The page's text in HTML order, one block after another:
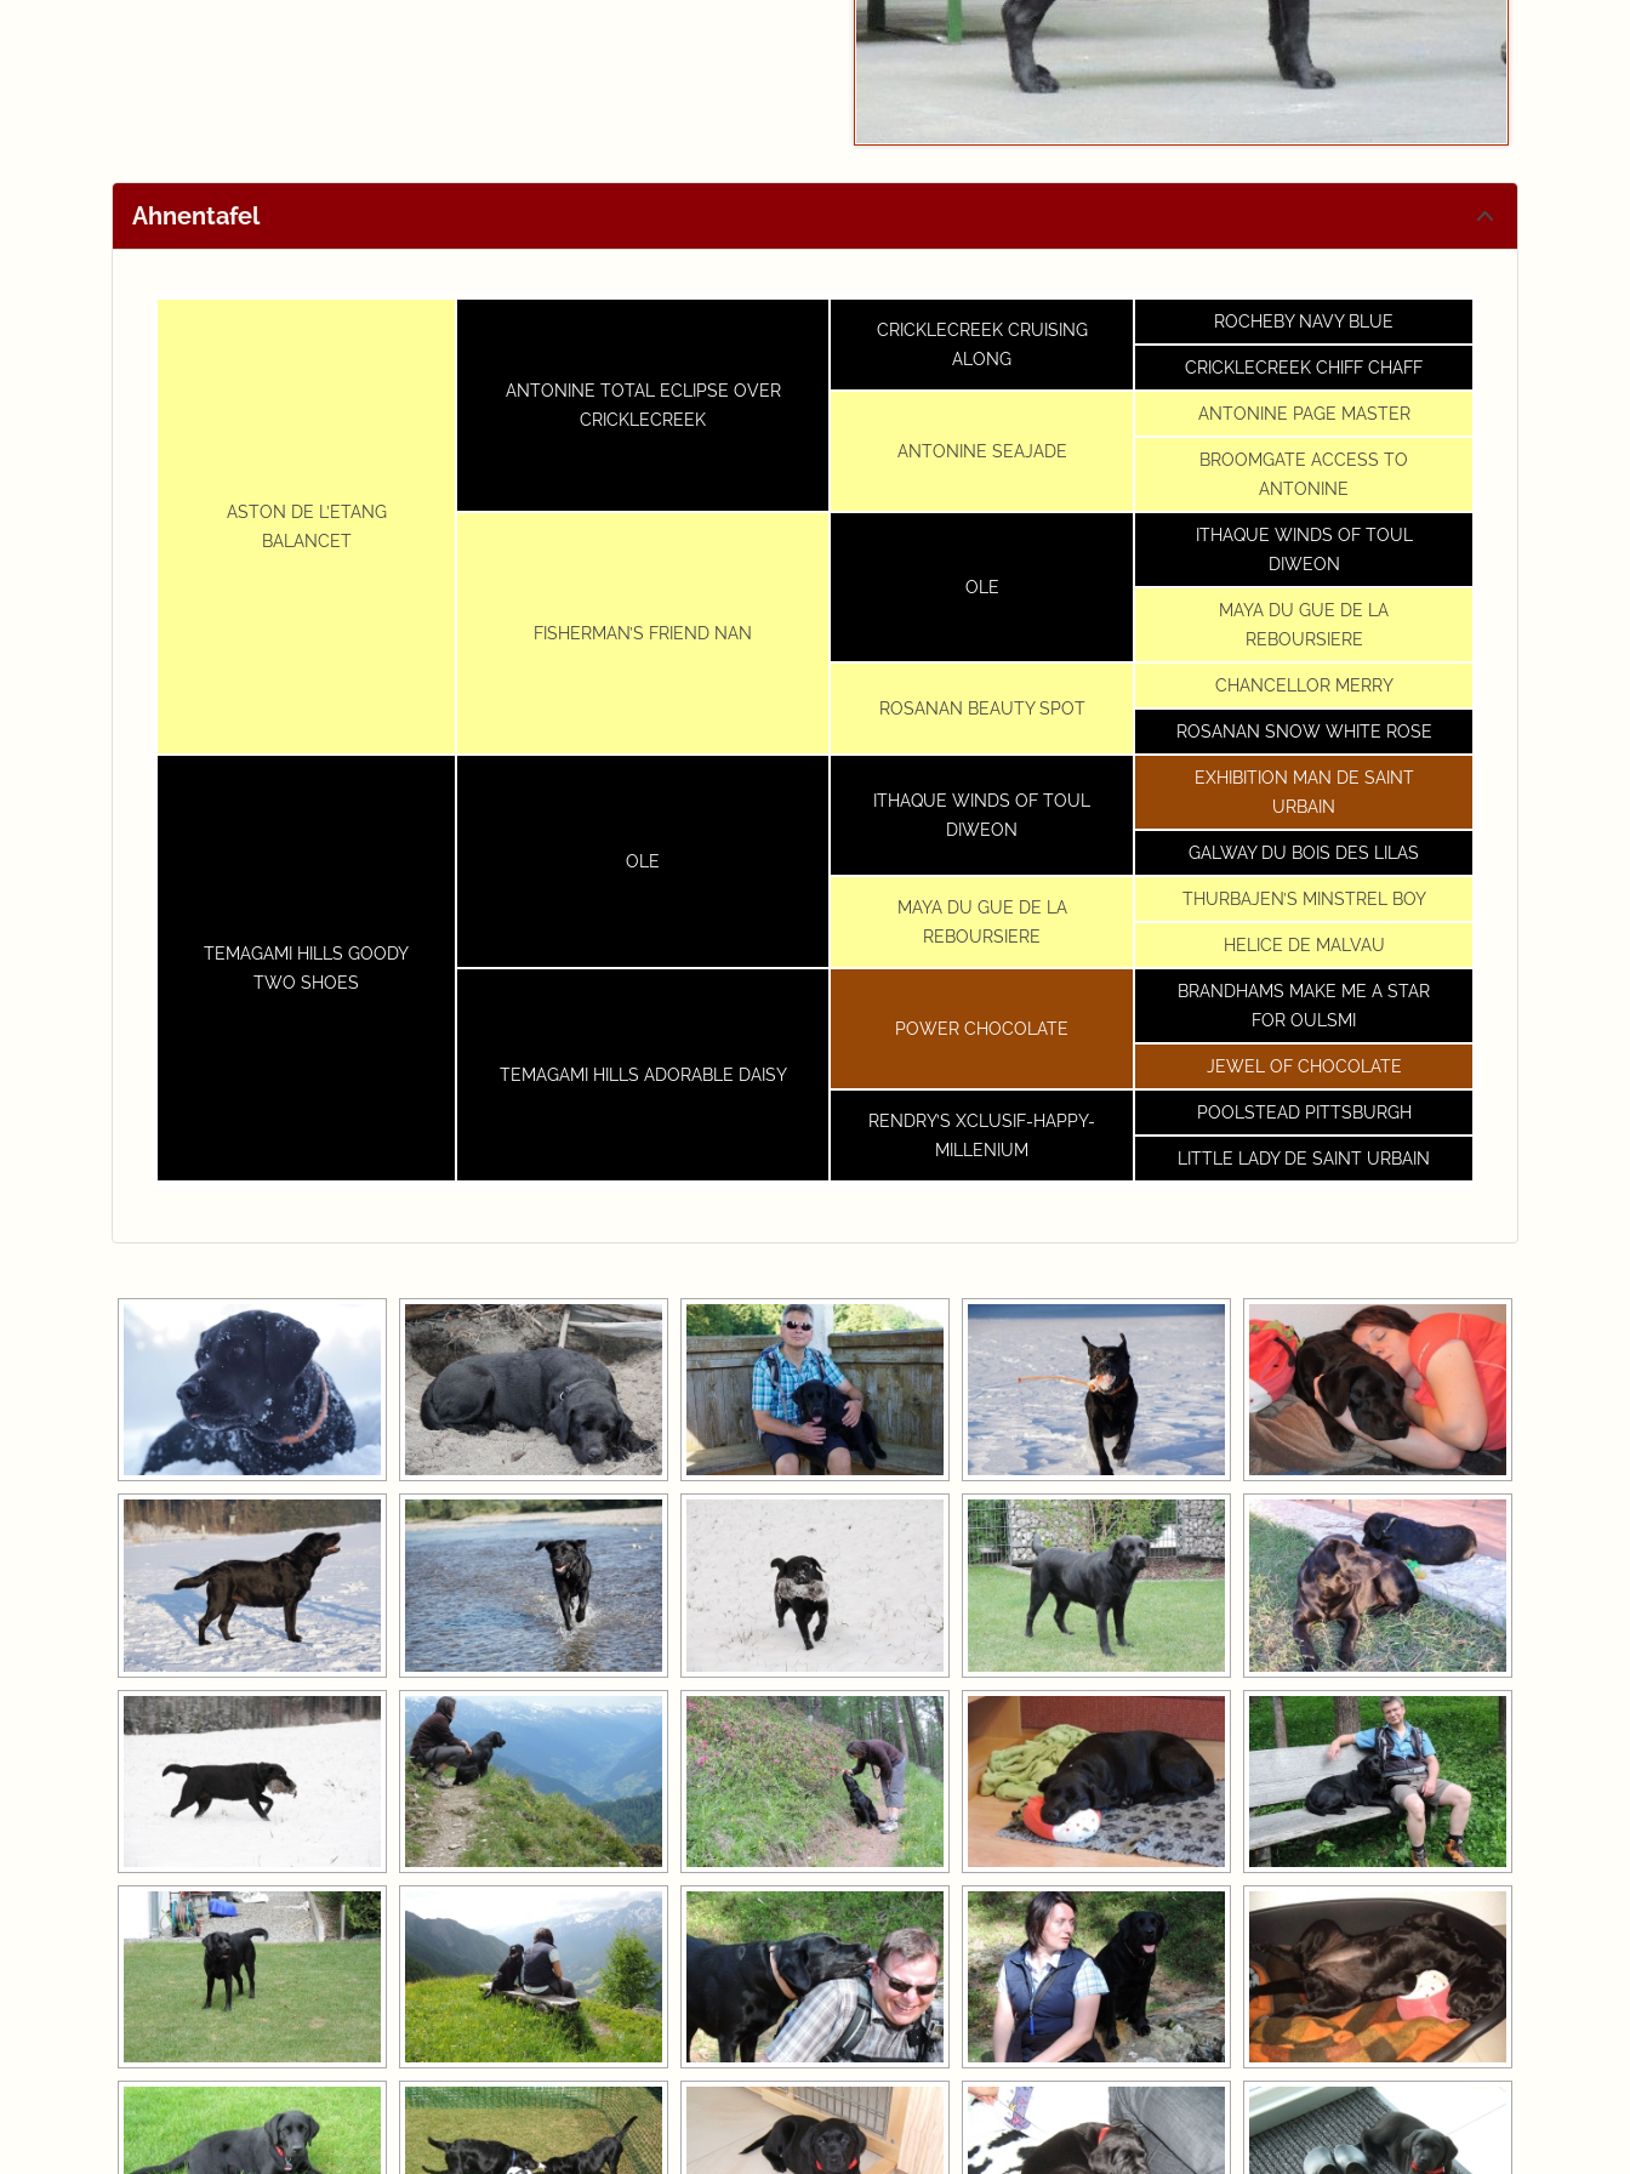
Ahnentafel
ASTON DE L’ETANG
BALANCET
ANTONINE TOTAL ECLIPSE OVER
CRICKLECREEK
CRICKLECREEK CRUISING
ALONG
ROCHEBY NAVY BLUE
CRICKLECREEK CHIFF CHAFF
ANTONINE SEAJADE
ANTONINE PAGE MASTER
BROOMGATE ACCESS TO
ANTONINE
FISHERMAN’S FRIEND NAN
OLE
ITHAQUE WINDS OF TOUL
DIWEON
MAYA DU GUE DE LA
REBOURSIERE
ROSANAN BEAUTY SPOT
CHANCELLOR MERRY
ROSANAN SNOW WHITE ROSE
TEMAGAMI HILLS GOODY
TWO SHOES
OLE
ITHAQUE WINDS OF TOUL
DIWEON
EXHIBITION MAN DE SAINT
URBAIN
GALWAY DU BOIS DES LILAS
MAYA DU GUE DE LA
REBOURSIERE
THURBAJEN’S MINSTREL BOY
HELICE DE MALVAU
TEMAGAMI HILLS ADORABLE DAISY
POWER CHOCOLATE
BRANDHAMS MAKE ME A STAR
FOR OULSMI
JEWEL OF CHOCOLATE
RENDRY’S XCLUSIF-HAPPY-
MILLENIUM
POOLSTEAD PITTSBURGH
LITTLE LADY DE SAINT URBAIN